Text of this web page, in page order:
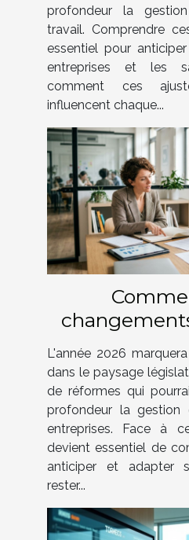
profondeur la
travail. Comprendre
essentiel pour
entreprises et les
comment ces
influencent chaque...
de 2026
votre
L'année 2026
dans le paysage
de réformes qui
profondeur la
entreprises. Face à
devient essentiel de
anticiper et adapter
rester...